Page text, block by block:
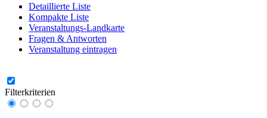
Detaillierte Liste
Kompakte Liste
Veranstaltungs-Landkarte
Fragen & Antworten
Veranstaltung eintragen
Filterkriterien